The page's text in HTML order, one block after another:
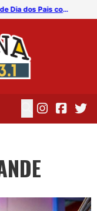
Reforma tributária pode elevar preço dos aluguéis a partir de 2027